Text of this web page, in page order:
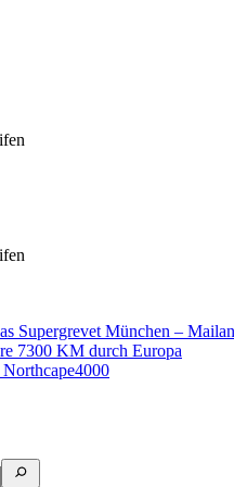
Supergrevet München –
7300 KM durch Europa